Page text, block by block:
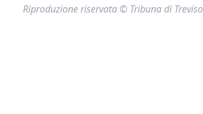
Riproduzione riservata © Tribuna di Treviso